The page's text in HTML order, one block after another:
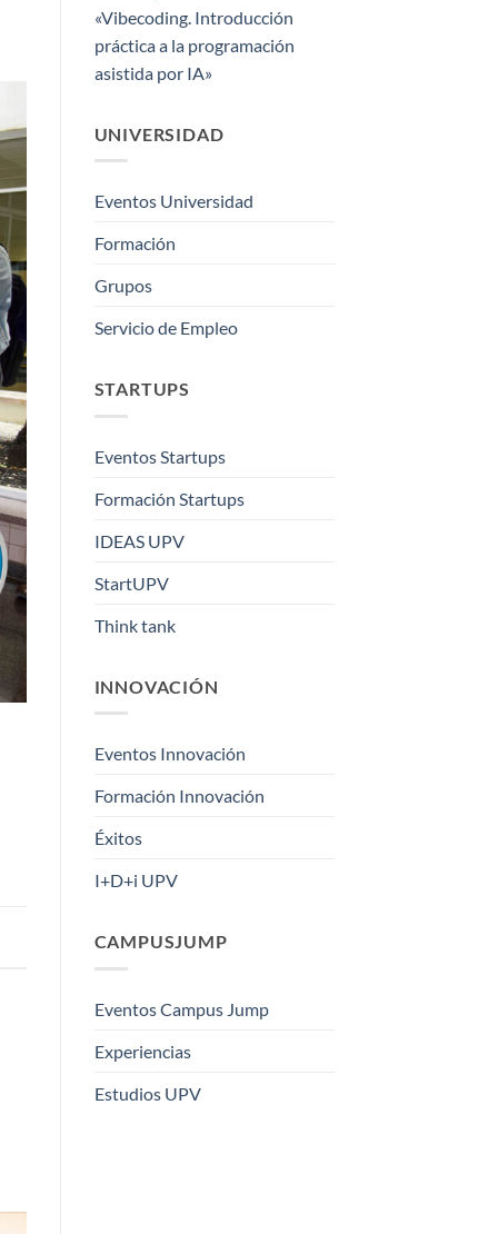
«Vibecoding. Introducción
práctica a la programación
asistida por IA»
UNIVERSIDAD
Eventos Universidad
Formación
Grupos
Servicio de Empleo
STARTUPS
Eventos Startups
Formación Startups
IDEAS UPV
StartUPV
Think tank
INNOVACIÓN
Eventos Innovación
Formación Innovación
Éxitos
I+D+i UPV
CAMPUSJUMP
Eventos Campus Jump
Experiencias
Estudios UPV